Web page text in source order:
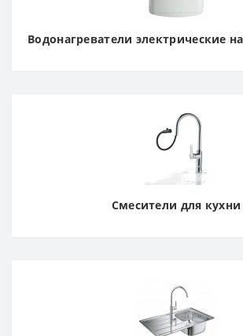
Водонагреватели электрические
Смесители для кухни